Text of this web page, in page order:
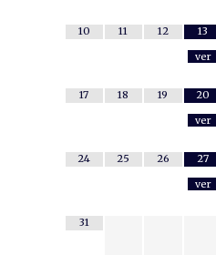
10 11 12
13
ver
17 18 19
20
ver
24 25 26
27
ver
31